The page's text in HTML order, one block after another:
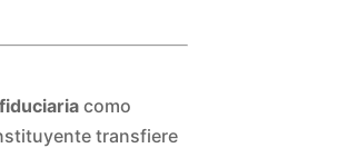
como
transfiere